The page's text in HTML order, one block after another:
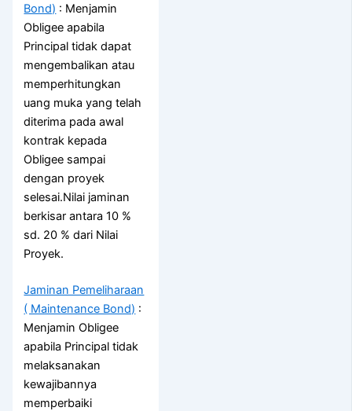
Bond) : Menjamin
Obligee apabila
Principal tidak dapat
mengembalikan atau
memperhitungkan
uang muka yang telah
diterima pada awal
kontrak kepada
Obligee sampai
dengan proyek
selesai.Nilai jaminan
berkisar antara 10 %
sd. 20 % dari Nilai
Proyek.
Jaminan Pemeliharaan
( Maintenance Bond) :
Menjamin Obligee
apabila Principal tidak
melaksanakan
kewajibannya
memperbaiki